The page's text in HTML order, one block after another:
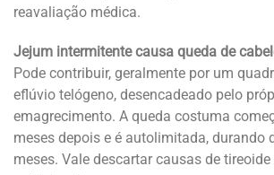
reavaliação médica.
Jejum intermitente causa queda de
Pode contribuir, geralmente por um
eflúvio telógeno, desencadeado pelo
emagrecimento. A queda costuma
meses depois e é autolimitada, durando
meses. Vale descartar causas de